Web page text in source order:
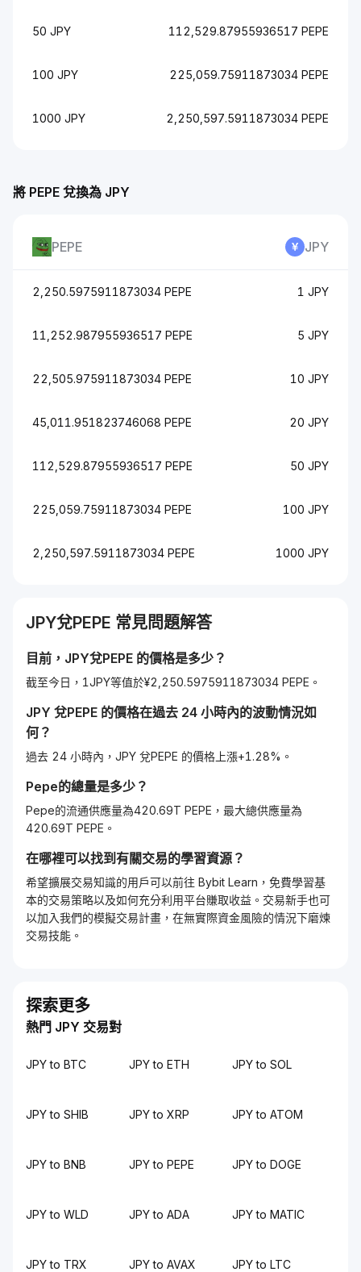
將 PEPE 兌換為 JPY
PEPE JPY
2,250.5975911873034 PEPE 1 JPY
11,252.987955936517 PEPE 5 JPY
22,505.975911873034 PEPE 10 JPY
45,011.951823746068 PEPE 20 JPY
112,529.87955936517 PEPE 50 JPY
225,059.75911873034 PEPE 100 JPY
2,250,597.5911873034 PEPE 1000 JPY
50 JPY 112,529.87955936517 PEPE
100 JPY 225,059.75911873034 PEPE
1000 JPY 2,250,597.5911873034 PEPE
JPY兌PEPE 常見問題解答
目前， JPY兌PEPE 的價格是多少？
截至今日，1JPY等值於¥2,250.5975911873034 PEPE。
JPY 兌PEPE 的價格在過去 24 小時內的波動情況如
何？
過去 24 小時內，JPY 兌PEPE 的價格上漲+1.28%。
Pepe的總量是多少？
Pepe的流通供應量為420.69T PEPE，最大總供應量為
420.69T PEPE。
在哪裡可以找到有關交易的學習資源？
希望擴展交易知識的用戶可以前往 Bybit Learn，免費學習基
本的交易策略以及如何充分利用平台賺取收益。交易新手也可
以加入我們的模擬交易計畫，在無實際資金風險的情況下磨煉
交易技能。
探索更多
熱門 JPY 交易對
JPY to BTC JPY to ETH JPY to SOL
JPY to SHIB JPY to XRP JPY to ATOM
JPY to BNB JPY to PEPE JPY to DOGE
JPY to WLD JPY to ADA JPY to MATIC
JPY to TRX JPY to AVAX JPY to LTC